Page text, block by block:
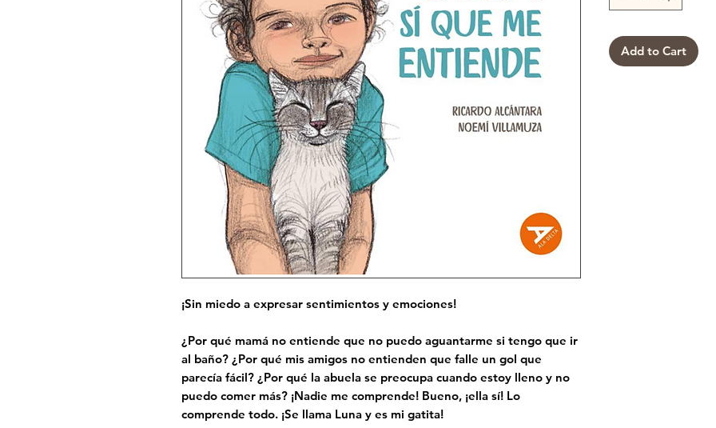
¡Sin miedo a expresar sentimientos y emociones!
¿Por qué mamá no entiende que no puedo aguantarme si tengo que ir
al baño? ¿Por qué mis amigos no entienden que falle un gol que
parecía fácil? ¿Por qué la abuela se preocupa cuando estoy lleno y no
puedo comer más? ¡Nadie me comprende! Bueno, ¡ella sí! Lo
comprende todo. ¡Se llama Luna y es mi gatita!
Add to Cart